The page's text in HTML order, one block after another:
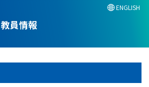
教員情報
ENGLISH